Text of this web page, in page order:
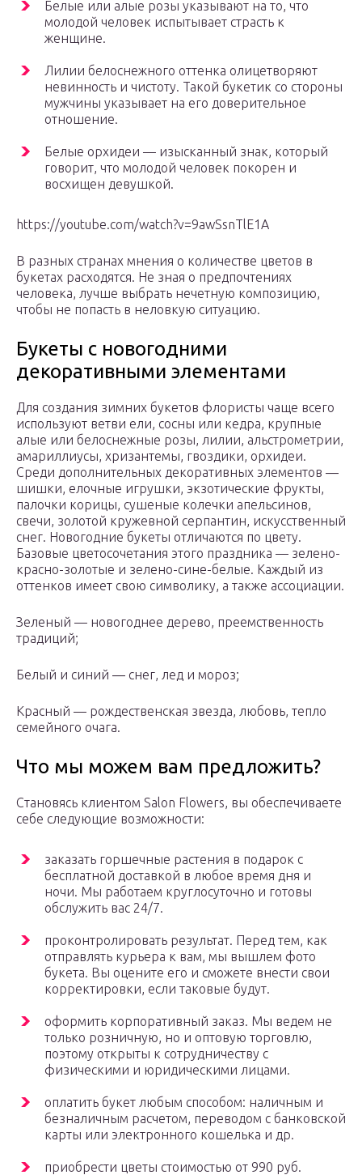
Белые или алые розы указывают на то, что
молодой человек испытывает страсть к
женщине.
Лилии белоснежного оттенка олицетворяют
невинность и чистоту. Такой букетик со стороны
мужчины указывает на его доверительное
отношение.
Белые орхидеи — изысканный знак, который
говорит, что молодой человек покорен и
восхищен девушкой.
https://youtube.com/watch?v=9awSsnTlE1A
В разных странах мнения о количестве цветов в
букетах расходятся. Не зная о предпочтениях
человека, лучше выбрать нечетную композицию,
чтобы не попасть в неловкую ситуацию.
Букеты с новогодними
декоративными элементами
Для создания зимних букетов флористы чаще всего
используют ветви ели, сосны или кедра, крупные
алые или белоснежные розы, лилии, альстрометрии,
амариллиусы, хризантемы, гвоздики, орхидеи.
Среди дополнительных декоративных элементов ―
шишки, елочные игрушки, экзотические фрукты,
палочки корицы, сушеные колечки апельсинов,
свечи, золотой кружевной серпантин, искусственный
снег. Новогодние букеты отличаются по цвету.
Базовые цветосочетания этого праздника — зелено-
красно-золотые и зелено-сине-белые. Каждый из
оттенков имеет свою символику, а также ассоциации.
Зеленый — новогоднее дерево, преемственность
традиций;
Белый и синий ― снег, лед и мороз;
Красный — рождественская звезда, любовь, тепло
семейного очага.
Что мы можем вам предложить?
Становясь клиентом Salon Flowers, вы обеспечиваете
себе следующие возможности:
заказать горшечные растения в подарок с
бесплатной доставкой в любое время дня и
ночи. Мы работаем круглосуточно и готовы
обслужить вас 24/7.
проконтролировать результат. Перед тем, как
отправлять курьера к вам, мы вышлем фото
букета. Вы оцените его и сможете внести свои
корректировки, если таковые будут.
оформить корпоративный заказ. Мы ведем не
только розничную, но и оптовую торговлю,
поэтому открыты к сотрудничеству с
физическими и юридическими лицами.
оплатить букет любым способом: наличным и
безналичным расчетом, переводом с банковской
карты или электронного кошелька и др.
приобрести цветы стоимостью от 990 руб.